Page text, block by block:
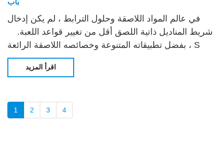
باب
في عالم المواد اللاصقة وحلول الترابط ، لم يكن إدخال
شريط المناديل ذاتية اللصق أقل من تغيير قواعد اللعبة.
بفضل تطبيقاته المتنوعة وخصائصه اللاصقة الرائعة ، S
اقرأ المزيد
1 2 3 4